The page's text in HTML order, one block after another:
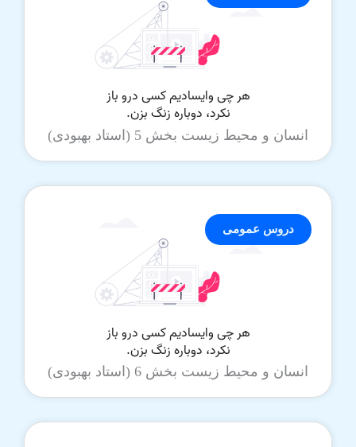
انسان و محیط زیست بخش 5 (استاد بهبودی)
انسان و محیط زیست بخش 6 (استاد بهبودی)
دروس عمومی